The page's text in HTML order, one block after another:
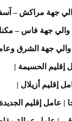
جهة مراكش –
والي جهة فاس –
جهة الشرق
إقليم الحسيمة |
إقليم أزيلال |
| عامل إقليم